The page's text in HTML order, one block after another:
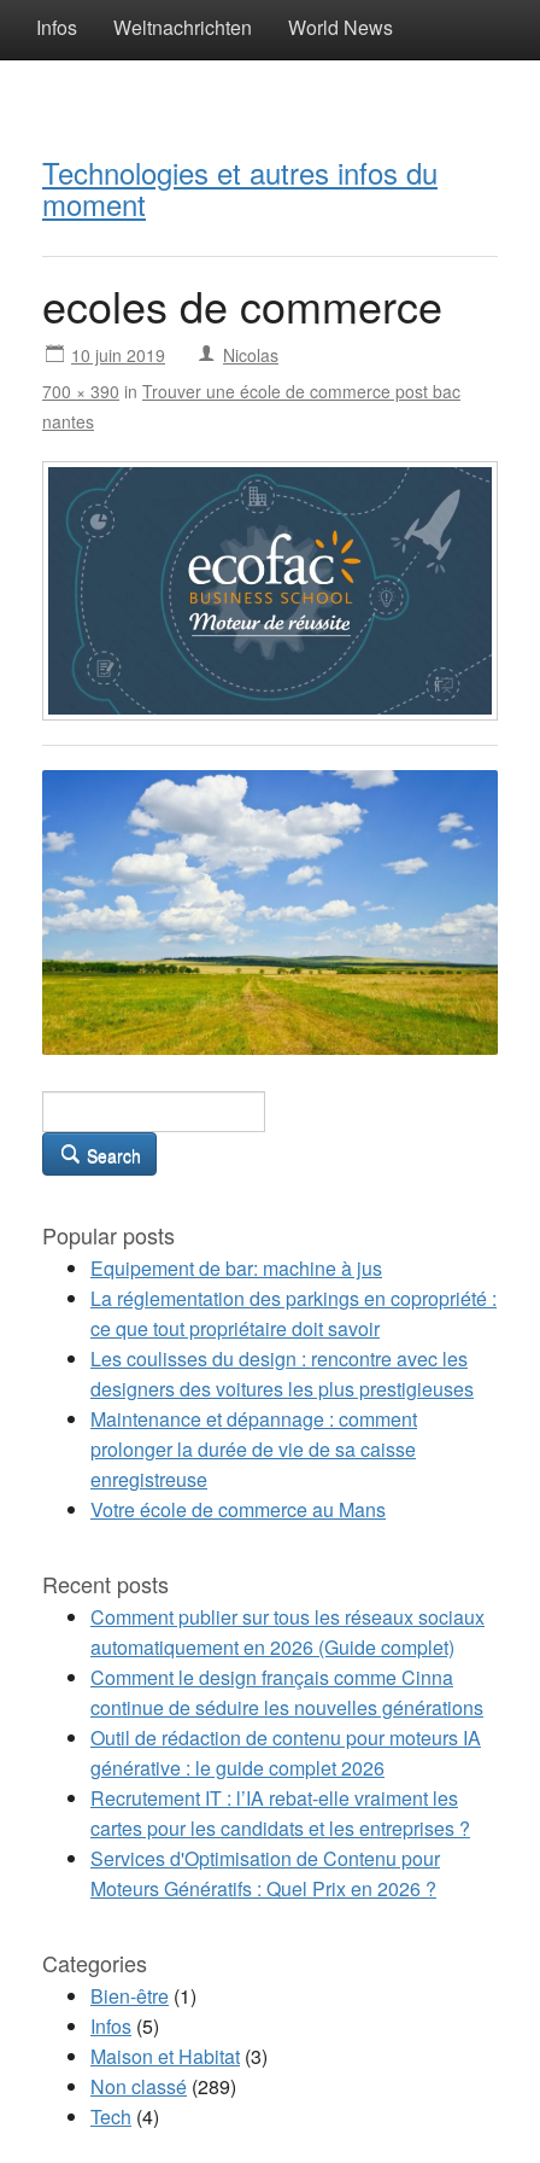
Infos Weltnachrichten World News
Technologies et autres infos du
moment
ecoles de commerce
10 juin 2019
Nicolas
700 × 390 in Trouver une école de commerce post bac
nantes
Search
Popular posts
Equipement de bar: machine à jus
La réglementation des parkings en copropriété :
ce que tout propriétaire doit savoir
Les coulisses du design : rencontre avec les
designers des voitures les plus prestigieuses
Maintenance et dépannage : comment
prolonger la durée de vie de sa caisse
enregistreuse
Votre école de commerce au Mans
Recent posts
Comment publier sur tous les réseaux sociaux
automatiquement en 2026 (Guide complet)
Comment le design français comme Cinna
continue de séduire les nouvelles générations
Outil de rédaction de contenu pour moteurs IA
générative : le guide complet 2026
Recrutement IT : l’IA rebat-elle vraiment les
cartes pour les candidats et les entreprises ?
Services d'Optimisation de Contenu pour
Moteurs Génératifs : Quel Prix en 2026 ?
Categories
Bien-être (1)
Infos (5)
Maison et Habitat (3)
Non classé (289)
Tech (4)